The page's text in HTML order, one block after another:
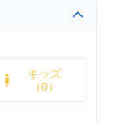
キッズ
（0）